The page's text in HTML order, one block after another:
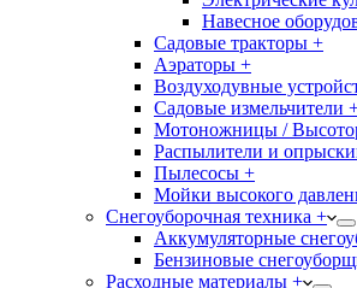
Навесное
Садовые тракторы +
Аэраторы +
Воздуходувные
Садовые измельчители
Мотоножницы /
Распылители и
Пылесосы +
Мойки высокого
Снегоуборочная техника +
Аккумуляторные
Бензиновые
Расходные материалы +